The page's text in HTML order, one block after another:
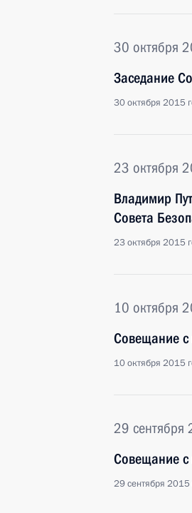
30 октября
Заседание
30 октября 2015
23 октября
Владимир
Совета
23 октября 2015
10 октября
Совещание с
10 октября 2015
29 сентября
Совещание с
29 сентября